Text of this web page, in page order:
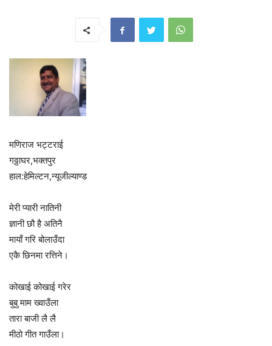
मणिराज भट्टराई
गठ्ठाघर,भक्तपुर
हाल:हेमिल्टन,न्यूजील्याण्ड
मेरी प्यारी नातिनी
ज्ञानी छौ है अतिनै
मायाँ गरि बोलाउँदा
एकै छिनमा रत्तिने।
कोखाई कोखाई गरेर
बुबु माम ख्वाउँला
तारा बाजी लै लै
मीठो गीत गाउँला।